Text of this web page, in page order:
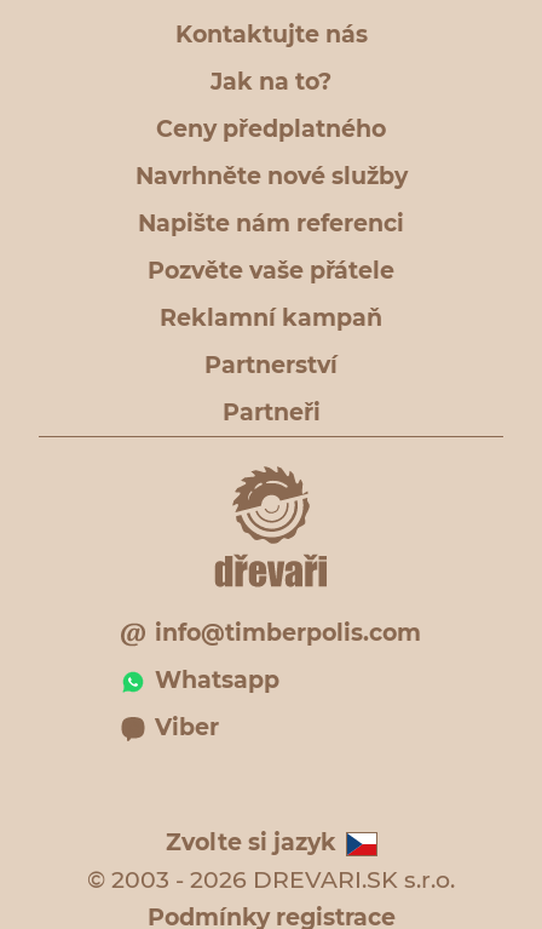
Kontaktujte nás
Jak na to?
Ceny předplatného
Navrhněte nové služby
Napište nám referenci
Pozvěte vaše přátele
Reklamní kampaň
Partnerství
Partneři
info@timberpolis.com
Whatsapp
Viber
Zvolte si jazyk
© 2003 - 2026 DREVARI.SK s.r.o.
Podmínky registrace